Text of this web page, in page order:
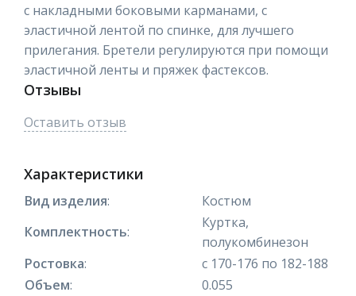
с накладными боковыми карманами, с
эластичной лентой по спинке, для лучшего
прилегания. Бретели регулируются при помощи
эластичной ленты и пряжек фастексов.
Отзывы
Оставить отзыв
Характеристики
Вид изделия:
Костюм
Комплектность:
Куртка,
полукомбинезон
Ростовка:
с 170-176 по 182-188
Объем:
0.055